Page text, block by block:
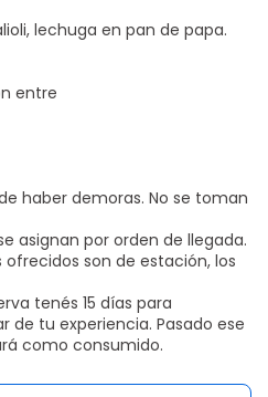
lechuga en pan de papa.
entre
haber demoras. No se toman
asignan por orden de llegada.
son de estación, los
tenés 15 días para
de tu experiencia. Pasado ese
como consumido.